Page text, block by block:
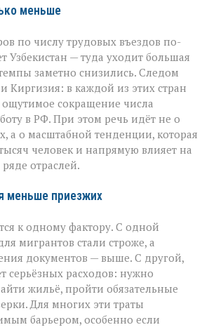
меньше
по числу трудовых въездов по-
Узбекистан — туда уходит большая
заметно снизились. Следом
Киргизия: в каждой из этих стран
ощутимое сокращение числа
в РФ. При этом речь идёт не о
а о масштабной тенденции, которая
человек и напрямую влияет на
отраслей.
меньше приезжих
к одному фактору. С одной
мигрантов стали строже, а
документов — выше. С другой,
серьёзных расходов: нужно
жильё, пройти обязательные
Для многих эти траты
барьером, особенно если